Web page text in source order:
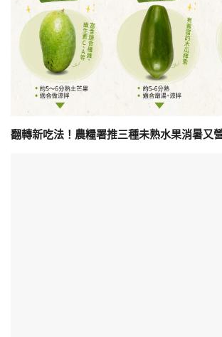
翻轉新吃法！農糧署推三種未熟水果消暑又